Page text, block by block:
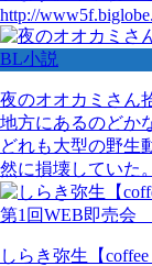
http://
BL小説
夜のオオカミさん
地方にあるのどか
どれも大型の野生
然に損壊していた
第1回WEB即売会
しらき弥生【coffee